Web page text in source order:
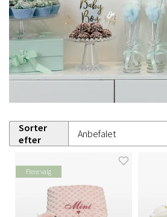
Sorter
efter
Flere valg